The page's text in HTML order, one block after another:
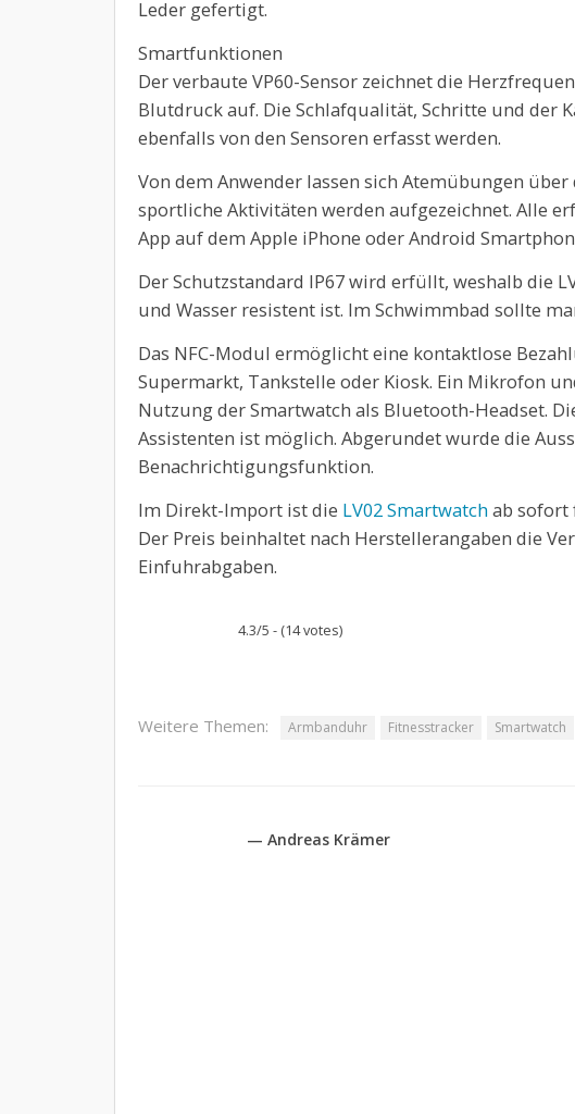
Leder gefertigt.
Smartfunktionen
Der verbaute VP60-Sensor zeichnet die
Blutdruck auf. Die Schlafqualität, Schritte und der
ebenfalls von den Sensoren erfasst werden.
Von dem Anwender lassen sich Atemübungen
sportliche Aktivitäten werden aufgezeichnet. Alle
App auf dem Apple iPhone oder Android
Der Schutzstandard IP67 wird erfüllt, weshalb die
und Wasser resistent ist. Im Schwimmbad sollte
Das NFC-Modul ermöglicht eine kontaktlose
Supermarkt, Tankstelle oder Kiosk. Ein Mikrofon
Nutzung der Smartwatch als Bluetooth-Headset.
Assistenten ist möglich. Abgerundet wurde die
Benachrichtigungsfunktion.
Im Direkt-Import ist die LV02 Smartwatchab sofort
Der Preis beinhaltet nach Herstellerangaben die
Einfuhrabgaben.
4.3/5 - (14 votes)
Weitere Themen: Armbanduhr Fitnesstracker Smartwatch
— Andreas Krämer